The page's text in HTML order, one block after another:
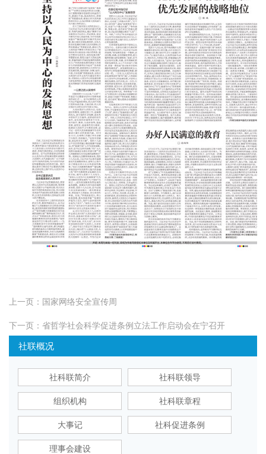
上一页： 国家网络安全宣传周
下一页： 省哲学社会科学促进条例立法工作启动会在宁召开
社联概况
社科联简介 社科联领导
组织机构 社科联章程
大事记 社科促进条例
理事会建设